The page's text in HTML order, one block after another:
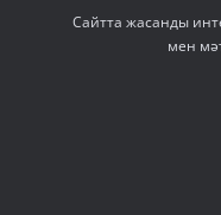
Сайтта жасанды
мен